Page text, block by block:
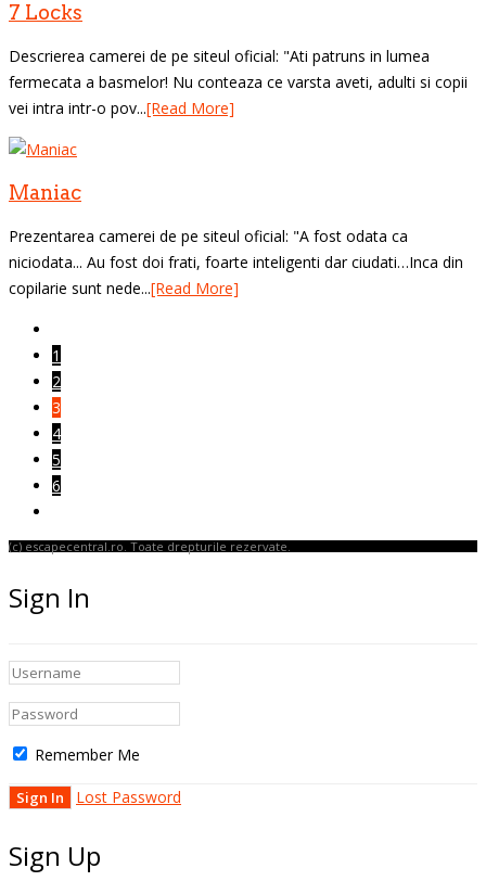
7 Locks
Descrierea camerei de pe siteul oficial: "Ati patruns in lumea
fermecata a basmelor! Nu conteaza ce varsta aveti, adulti si copii
vei intra intr-o pov...[Read More]
Maniac
Prezentarea camerei de pe siteul oficial: "A fost odata ca
niciodata... Au fost doi frati, foarte inteligenti dar ciudati…Inca din
copilarie sunt nede...[Read More]
1
2
3
4
5
6
(c) escapecentral.ro. Toate drepturile rezervate.
Sign In
Remember Me
Lost Password
Sign Up